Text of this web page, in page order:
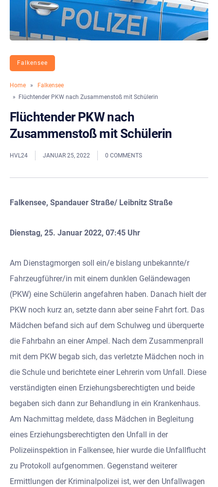
Falkensee
Home »
Falkensee
» Flüchtender PKW nach Zusammenstoß mit Schülerin
Flüchtender PKW nach
Zusammenstoß mit Schülerin
HVL24 JANUAR 25, 2022 0 COMMENTS
Falkensee, Spandauer Straße/ Leibnitz Straße
Dienstag, 25. Januar 2022, 07:45 Uhr
Am Dienstagmorgen soll ein/e bislang unbekannte/r
Fahrzeugführer/in mit einem dunklen Geländewagen
(PKW) eine Schülerin angefahren haben. Danach hielt der
PKW noch kurz an, setzte dann aber seine Fahrt fort. Das
Mädchen befand sich auf dem Schulweg und überquerte
die Fahrbahn an einer Ampel. Nach dem Zusammenprall
mit dem PKW begab sich, das verletzte Mädchen noch in
die Schule und berichtete einer Lehrerin vom Unfall. Diese
verständigten einen Erziehungsberechtigten und beide
begaben sich dann zur Behandlung in ein Krankenhaus.
Am Nachmittag meldete, dass Mädchen in Begleitung
eines Erziehungsberechtigten den Unfall in der
Polizeiinspektion in Falkensee, hier wurde die Unfallflucht
zu Protokoll aufgenommen. Gegenstand weiterer
Ermittlungen der Kriminalpolizei ist, wer den Unfallwagen